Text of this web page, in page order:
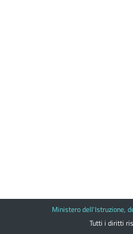
Ministero dell'Istruzione,
Tutti i diritti